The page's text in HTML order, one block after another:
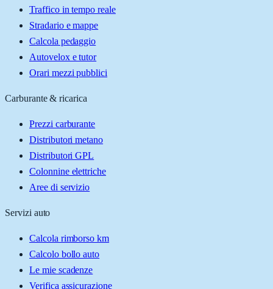
Traffico in tempo reale
Stradario e mappe
Calcola pedaggio
Autovelox e tutor
Orari mezzi pubblici
Carburante & ricarica
Prezzi carburante
Distributori metano
Distributori GPL
Colonnine elettriche
Aree di servizio
Servizi auto
Calcola rimborso km
Calcolo bollo auto
Le mie scadenze
Verifica assicurazione